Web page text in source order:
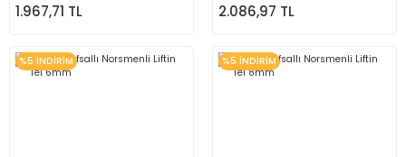
1.967,71 TL 2.086,97 TL
%5 İNDİRİM %5 İNDİRİM